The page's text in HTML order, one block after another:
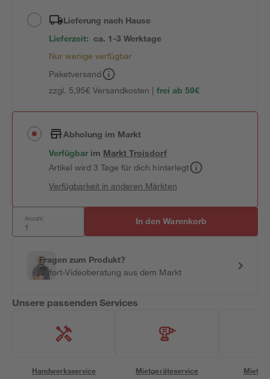
Lieferung nach Hause
Lieferzeit: ca. 1-3 Werktage
Nur wenige verfügbar
Paketversand
zzgl. 5,95€ Versandkosten | frei ab 59€
Abholung im Markt
Verfügbar im MarktTroisdorf
Artikel wird 3 Tage für dich hinterlegt
Verfügbarkeit in anderen Märkten
Anzahl: In den Warenkorb
Fragen zum Produkt?
Sofort-Videoberatung aus dem Markt
Unsere passenden Services
Handwerksservice Mietgeräteservice